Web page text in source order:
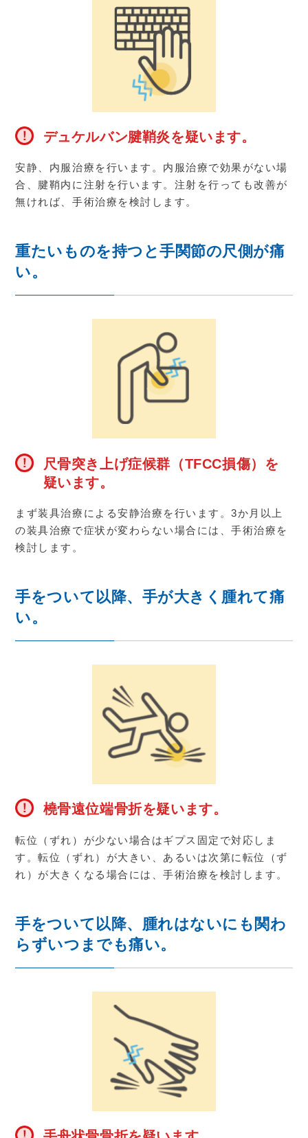
デュケルバン腱鞘炎を疑います。
安静、内服治療を行います。内服治療で効果がない場
合、腱鞘内に注射を行います。注射を行っても改善が
無ければ、手術治療を検討します。
重たいものを持つと手関節の尺側が痛
い。
尺骨突き上げ症候群（TFCC損傷）を
疑います。
まず装具治療による安静治療を行います。3か月以上
の装具治療で症状が変わらない場合には、手術治療を
検討します。
手をついて以降、手が大きく腫れて痛
い。
橈骨遠位端骨折を疑います。
転位（ずれ）が少ない場合はギプス固定で対応しま
す。転位（ずれ）が大きい、あるいは次第に転位（ず
れ）が大きくなる場合には、手術治療を検討します。
手をついて以降、腫れはないにも関わ
らずいつまでも痛い。